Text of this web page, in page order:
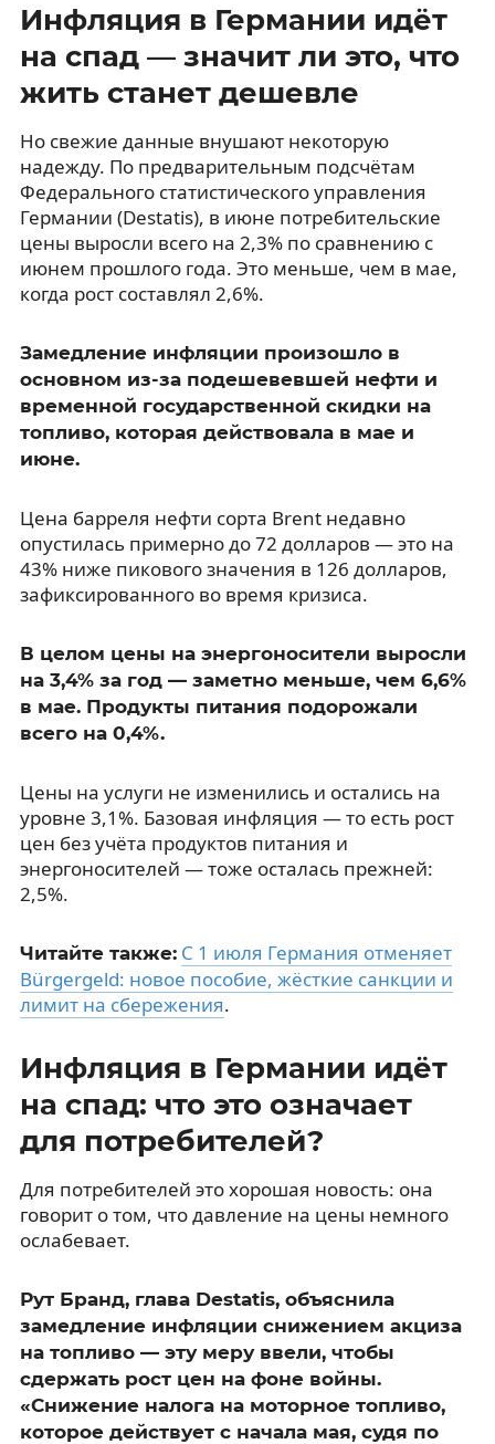
Инфляция в Германии идёт
на спад — значит ли это, что
жить станет дешевле
Но свежие данные внушают некоторую
надежду. По предварительным подсчётам
Федерального статистического управления
Германии (Destatis), в июне потребительские
цены выросли всего на 2,3% по сравнению с
июнем прошлого года. Это меньше, чем в мае,
когда рост составлял 2,6%.
Замедление инфляции произошло в
основном из-за подешевевшей нефти и
временной государственной скидки на
топливо, которая действовала в мае и
июне.
Цена барреля нефти сорта Brent недавно
опустилась примерно до 72 долларов — это на
43% ниже пикового значения в 126 долларов,
зафиксированного во время кризиса.
В целом цены на энергоносители выросли
на 3,4% за год — заметно меньше, чем 6,6%
в мае. Продукты питания подорожали
всего на 0,4%.
Цены на услуги не изменились и остались на
уровне 3,1%. Базовая инфляция — то есть рост
цен без учёта продуктов питания и
энергоносителей — тоже осталась прежней:
2,5%.
Читайте также: С 1 июля Германия отменяет
Bürgergeld: новое пособие, жёсткие санкции и
лимит на сбережения.
Инфляция в Германии идёт
на спад: что это означает
для потребителей?
Для потребителей это хорошая новость: она
говорит о том, что давление на цены немного
ослабевает.
Рут Бранд, глава Destatis, объяснила
замедление инфляции снижением акциза
на топливо — эту меру ввели, чтобы
сдержать рост цен на фоне войны.
«Снижение налога на моторное топливо,
которое действует с начала мая, судя по